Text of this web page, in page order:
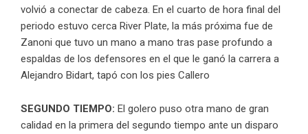
volvió a conectar de cabeza. En el cuarto de hora final del
periodo estuvo cerca River Plate, la más próxima fue de
Zanoni que tuvo un mano a mano tras pase profundo a
espaldas de los defensores en el que le ganó la carrera a
Alejandro Bidart, tapó con los pies Callero
SEGUNDO TIEMPO: El golero puso otra mano de gran
calidad en la primera del segundo tiempo ante un disparo